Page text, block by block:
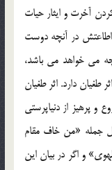
آخرت و ایثار حیات
در آنچه دوست
می خواهد می باشد،
دارد. اثر طغیان
و پرهیز از دنیاپرستی
جمله «من خاف مقام
و اگر در بیان این